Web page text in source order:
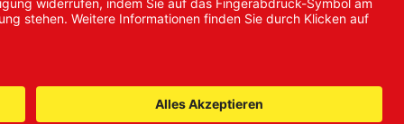
Vertriebsgesellschaft mbH | Alle